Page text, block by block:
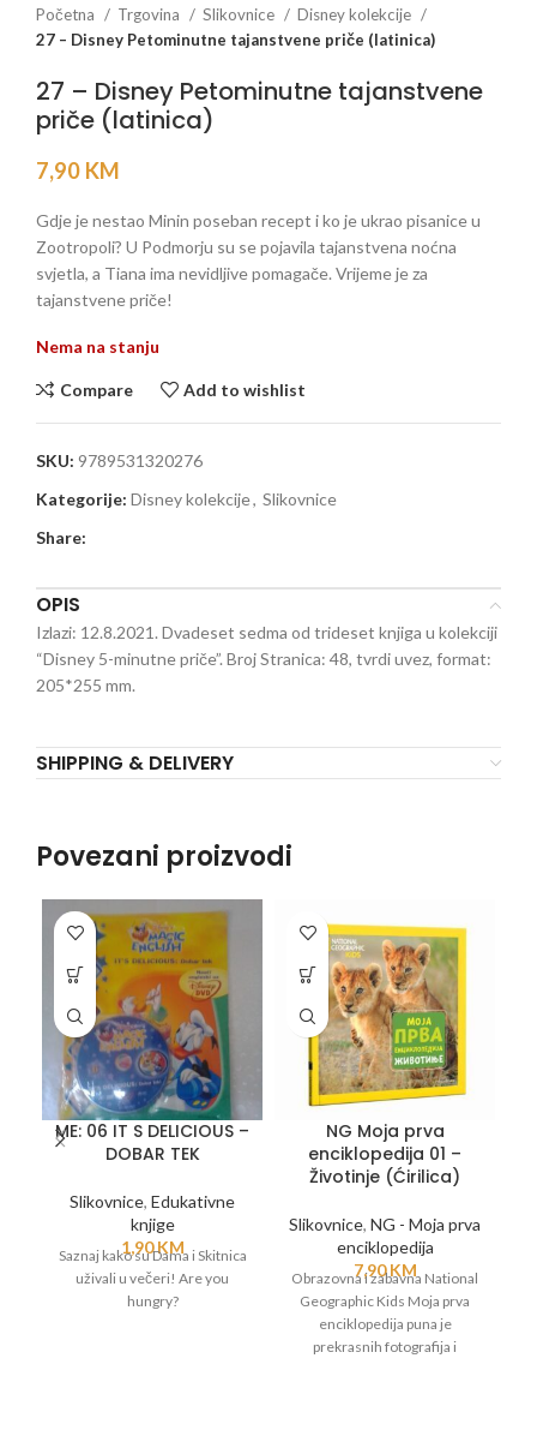
Početna Trgovina Slikovnice
Disney kolekcije
27 – Disney Petominutne tajanstvene priče (latinica)
27 – Disney Petominutne tajanstvene
priče (latinica)
7,90 KM
Gdje je nestao Minin poseban recept i ko je ukrao pisanice u
Zootropoli? U Podmorju su se pojavila tajanstvena noćna
svjetla, a Tiana ima nevidljive pomagače. Vrijeme je za
tajanstvene priče!
Nema na stanju
Compare Add to wishlist
SKU: 9789531320276
Kategorije: Disney kolekcije, Slikovnice
Share:
OPIS
Izlazi: 12.8.2021. Dvadeset sedma od trideset knjiga u kolekciji
“Disney 5-minutne priče”. Broj Stranica: 48, tvrdi uvez, format:
205*255 mm.
SHIPPING & DELIVERY
Povezani proizvodi
ME: 06 IT S DELICIOUS –
DOBAR TEK
Slikovnice, Edukativne
knjige
1,90KM
Saznaj kako su Dama i Skitnica
uživali u večeri! Are you
hungry?
NG Moja prva
enciklopedija 01 –
Životinje (Ćirilica)
Slikovnice, NG - Moja prva
enciklopedija
7,90KM
Obrazovna i zabavna National
Geographic Kids Moja prva
enciklopedija puna je
prekrasnih fotografija i